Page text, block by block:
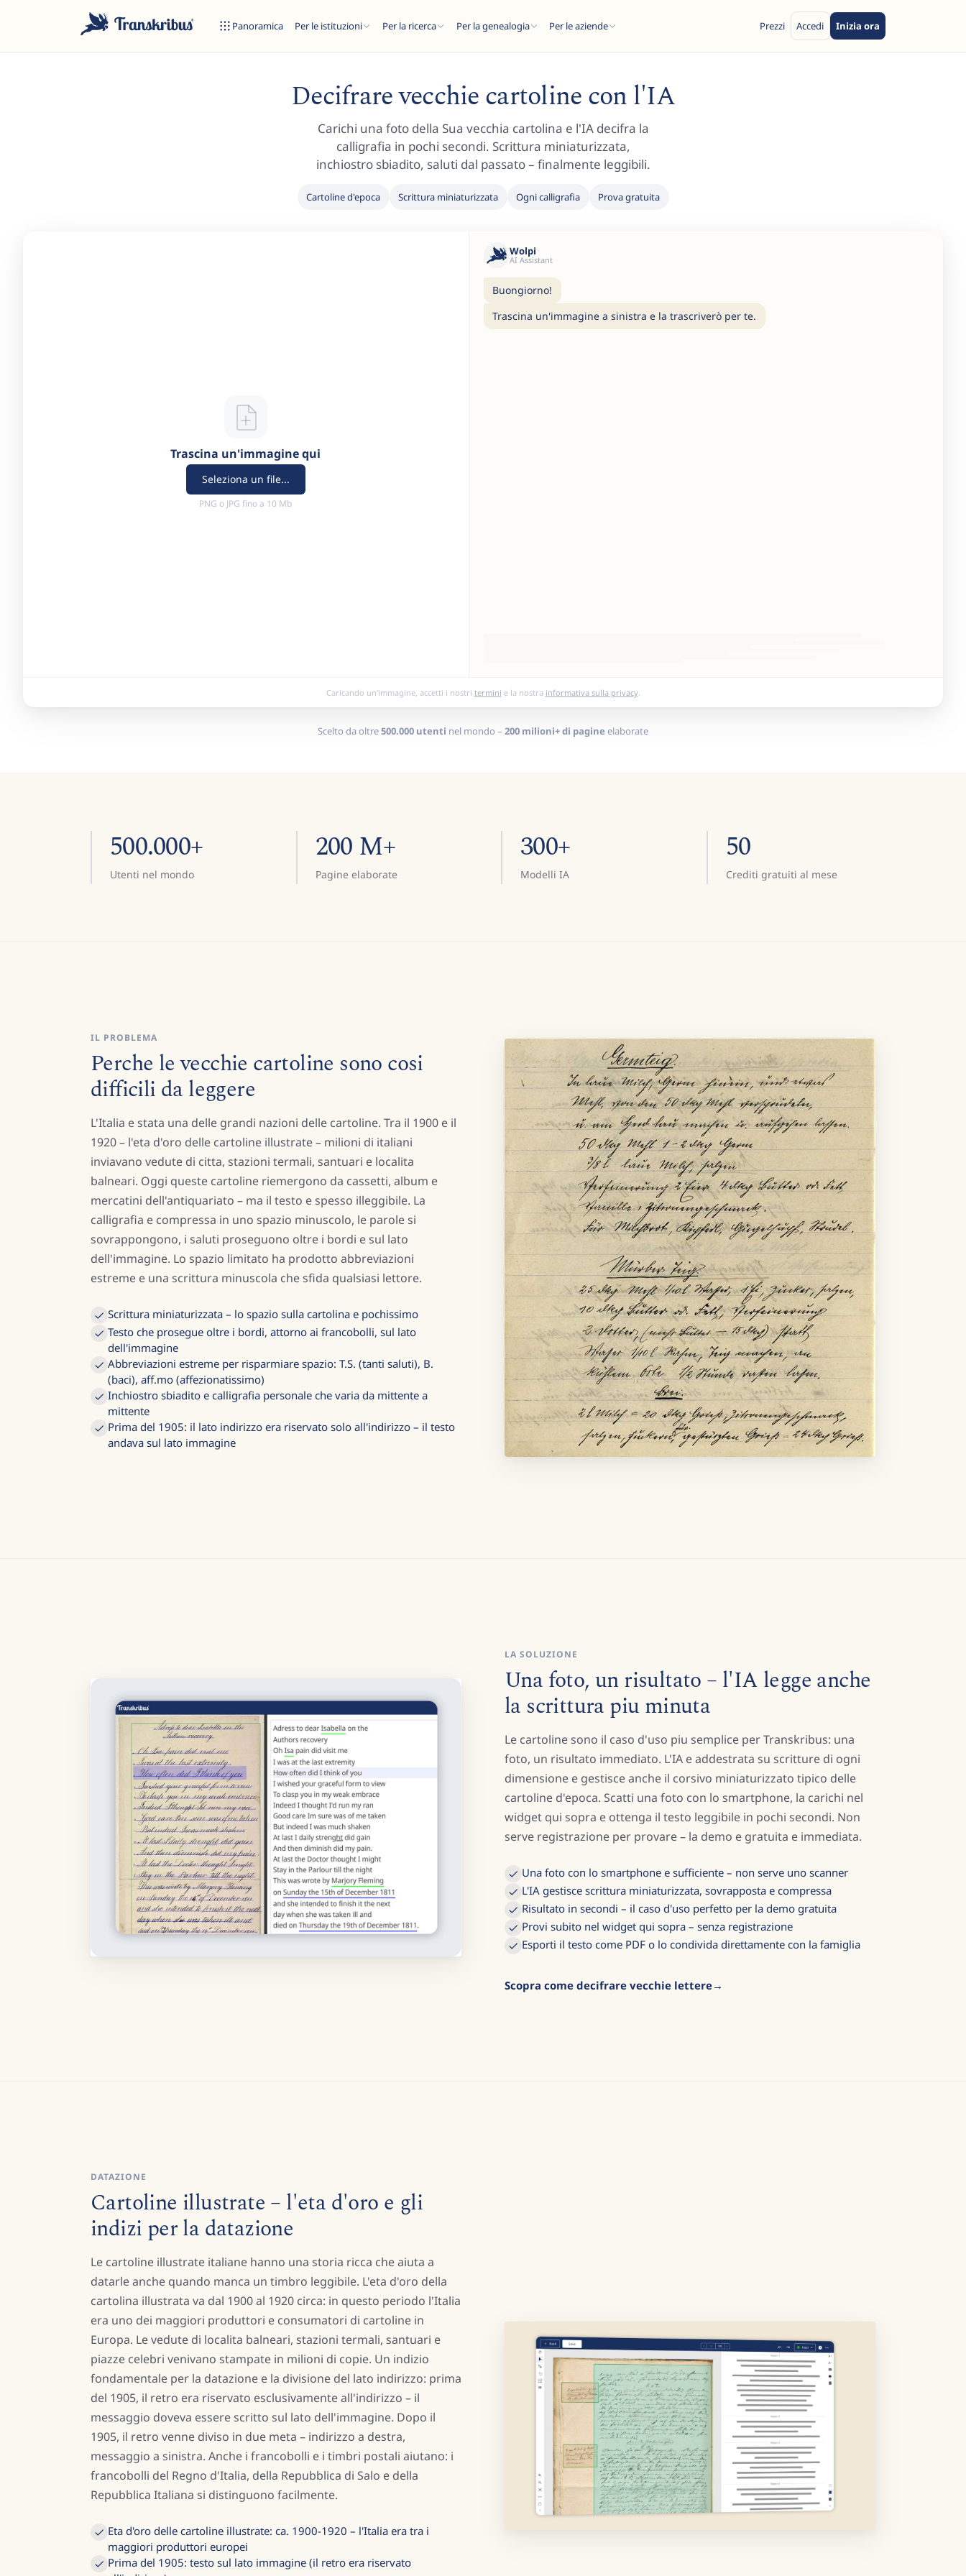
Panoramica Per le istituzioni Per la ricerca Per la genealogia Per le aziende Prezzi Accedi Inizia ora
ESC
Decifrare vecchie cartoline con l'IA
Carichi una foto della Sua vecchia cartolina e l'IA decifra la
calligrafia in pochi secondi. Scrittura miniaturizzata,
inchiostro sbiadito, saluti dal passato – finalmente leggibili.
Cartoline d'epoca Scrittura miniaturizzata Ogni calligrafia Prova gratuita
Trascina un'immagine qui
Seleziona un file...
PNG o JPG fino a 10 Mb
Wolpi
AI Assistant
Buongiorno!
Trascina un'immagine a sinistra e la trascriverò per te.
Caricando un'immagine, accetti i nostri termini e la nostra informativa sulla privacy.
Scelto da oltre500.000 utenti nel mondo – 200 milioni+ di pagine elaborate
500.000+
Utenti nel mondo
200 M+
Pagine elaborate
300+
Modelli IA
50
Crediti gratuiti al mese
IL PROBLEMA
Perche le vecchie cartoline sono cosi
difficili da leggere
L'Italia e stata una delle grandi nazioni delle cartoline. Tra il 1900 e il
1920 – l'eta d'oro delle cartoline illustrate – milioni di italiani
inviavano vedute di citta, stazioni termali, santuari e localita
balneari. Oggi queste cartoline riemergono da cassetti, album e
mercatini dell'antiquariato – ma il testo e spesso illeggibile. La
calligrafia e compressa in uno spazio minuscolo, le parole si
sovrappongono, i saluti proseguono oltre i bordi e sul lato
dell'immagine. Lo spazio limitato ha prodotto abbreviazioni
estreme e una scrittura minuscola che sfida qualsiasi lettore.
Scrittura miniaturizzata – lo spazio sulla cartolina e pochissimo
Testo che prosegue oltre i bordi, attorno ai francobolli, sul lato
dell'immagine
Abbreviazioni estreme per risparmiare spazio: T.S. (tanti saluti), B.
(baci), aff.mo (affezionatissimo)
Inchiostro sbiadito e calligrafia personale che varia da mittente a
mittente
Prima del 1905: il lato indirizzo era riservato solo all'indirizzo – il testo
andava sul lato immagine
LA SOLUZIONE
Una foto, un risultato – l'IA legge anche
la scrittura piu minuta
Le cartoline sono il caso d'uso piu semplice per Transkribus: una
foto, un risultato immediato. L'IA e addestrata su scritture di ogni
dimensione e gestisce anche il corsivo miniaturizzato tipico delle
cartoline d'epoca. Scatti una foto con lo smartphone, la carichi nel
widget qui sopra e ottenga il testo leggibile in pochi secondi. Non
serve registrazione per provare – la demo e gratuita e immediata.
Una foto con lo smartphone e sufficiente – non serve uno scanner
L'IA gestisce scrittura miniaturizzata, sovrapposta e compressa
Risultato in secondi – il caso d'uso perfetto per la demo gratuita
Provi subito nel widget qui sopra – senza registrazione
Esporti il testo come PDF o lo condivida direttamente con la famiglia
Scopra come decifrare vecchie lettere
DATAZIONE
Cartoline illustrate – l'eta d'oro e gli
indizi per la datazione
Le cartoline illustrate italiane hanno una storia ricca che aiuta a
datarle anche quando manca un timbro leggibile. L'eta d'oro della
cartolina illustrata va dal 1900 al 1920 circa: in questo periodo l'Italia
era uno dei maggiori produttori e consumatori di cartoline in
Europa. Le vedute di localita balneari, stazioni termali, santuari e
piazze celebri venivano stampate in milioni di copie. Un indizio
fondamentale per la datazione e la divisione del lato indirizzo: prima
del 1905, il retro era riservato esclusivamente all'indirizzo – il
messaggio doveva essere scritto sul lato dell'immagine. Dopo il
1905, il retro venne diviso in due meta – indirizzo a destra,
messaggio a sinistra. Anche i francobolli e i timbri postali aiutano: i
francobolli del Regno d'Italia, della Repubblica di Salo e della
Repubblica Italiana si distinguono facilmente.
Eta d'oro delle cartoline illustrate: ca. 1900-1920 – l'Italia era tra i
maggiori produttori europei
Prima del 1905: testo sul lato immagine (il retro era riservato